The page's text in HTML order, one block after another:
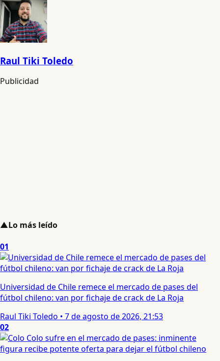
Raul Tiki Toledo
Publicidad
▲Lo más leído
01
Universidad de Chile remece el mercado de pases del
fútbol chileno: van por fichaje de crack de La Roja
Raul Tiki Toledo • 7 de agosto de 2026, 21:53
02